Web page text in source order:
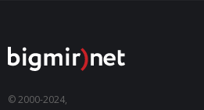
© 2000-2024,